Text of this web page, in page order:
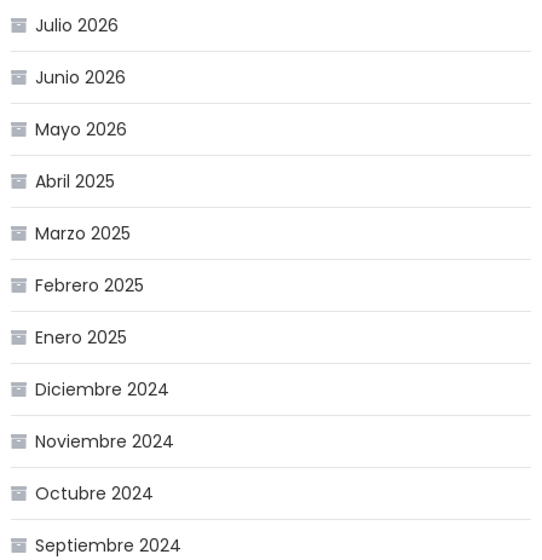
Julio 2026
Junio 2026
Mayo 2026
Abril 2025
Marzo 2025
Febrero 2025
Enero 2025
Diciembre 2024
Noviembre 2024
Octubre 2024
Septiembre 2024